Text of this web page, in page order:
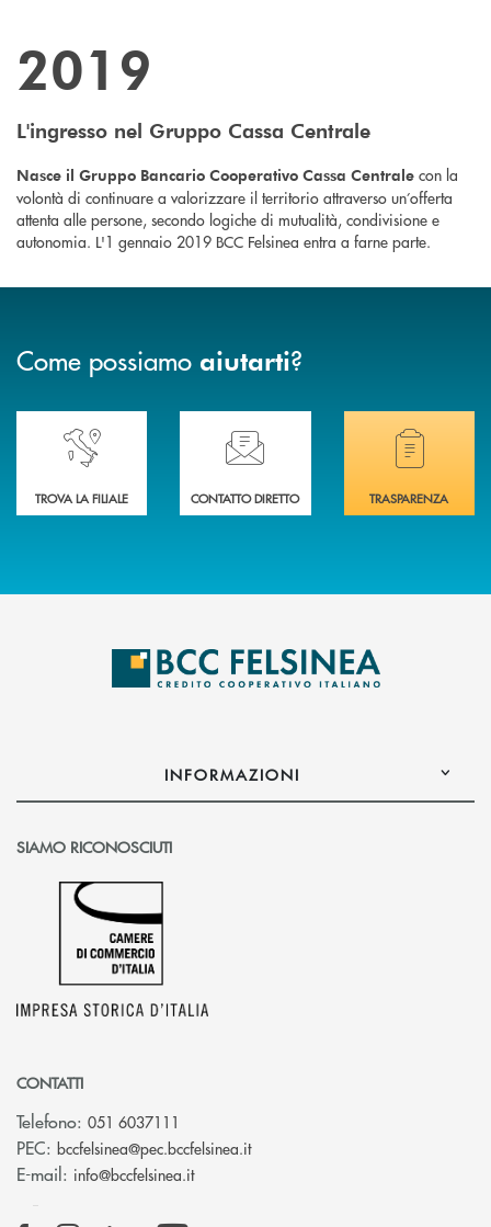
2019
L'ingresso nel Gruppo Cassa Centrale
Nasce il Gruppo Bancario Cooperativo Cassa Centrale con la
volontà di continuare a valorizzare il territorio attraverso un’offerta
attenta alle persone, secondo logiche di mutualità, condivisione e
autonomia. L'1 gennaio 2019 BCC Felsinea entra a farne parte.
Come possiamo aiutarti?
Accedi all' elenco completo delle nostre&nbsp; filiali .
TROVA LA FILIALE
Ti serve assistenza immediata? Contattaci!
CONTATTO DIRETTO
Hai bisogno di
TRASPARENZA
INFORMAZIONI
SIAMO RICONOSCIUTI
CONTATTI
Telefono: 051 6037111
PEC: bccfelsinea@pec.bccfelsinea.it(si apre l’app di posta
E-mail: info@bccfelsinea.it(si apre l’app di posta elettronica)